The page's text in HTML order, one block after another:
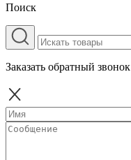
Поиск
Заказать обратный звонок